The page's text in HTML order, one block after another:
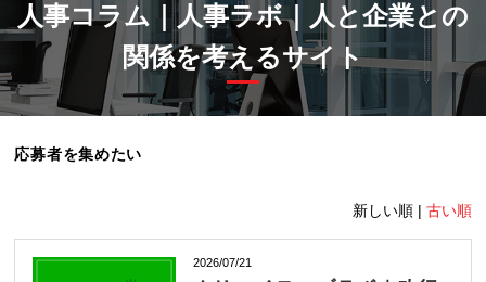
人事コラム｜人事ラボ｜人と企業との
関係を考えるサイト
応募者を集めたい
新しい順 | 古い順
2026/07/21